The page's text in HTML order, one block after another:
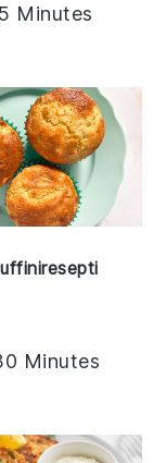
5 Minutes
Minutes